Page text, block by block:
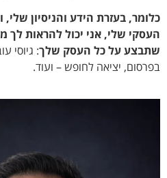
כלומר, בעזרת הידע והניסיון
העסקי שלי, אני יכול להראות
שתבצע על כל העסק שלך: גיוסי
בפרסום, יציאה לחופש – ועוד.